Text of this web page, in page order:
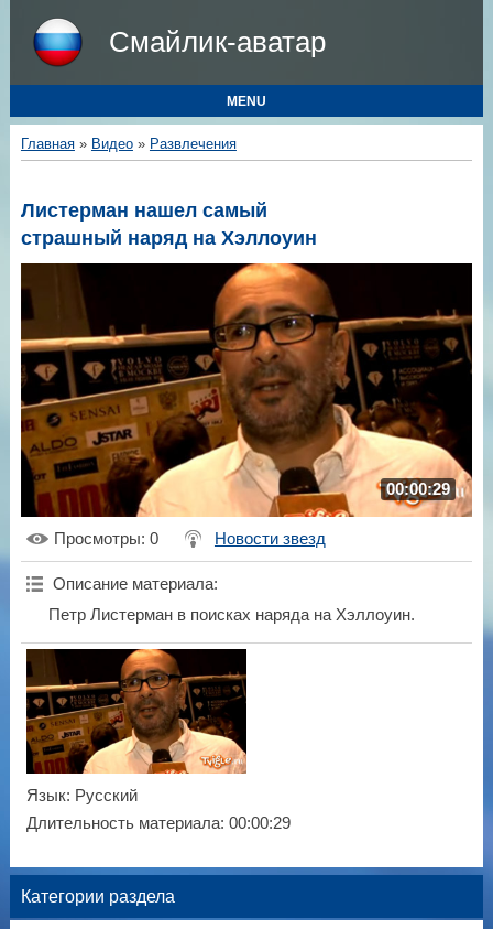
Смайлик-аватар
MENU
Главная» Видео» Развлечения
Листерман нашел самый
страшный наряд на Хэллоуин
00:00:29
Просмотры: 0 Новости звезд
Описание материала:
Петр Листерман в поисках наряда на Хэллоуин.
Язык: Русский
Длительность материала: 00:00:29
Категории раздела